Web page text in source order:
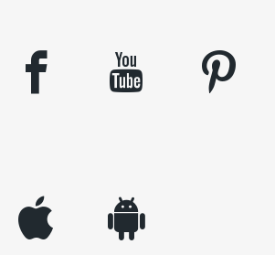
facebook youtube pinterest
appleinc android